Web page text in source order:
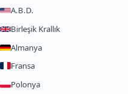
A.B.D.
Birleşik Krallık
Almanya
Fransa
Polonya